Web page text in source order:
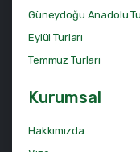
Güneydoğu Anadolu
Eylül Turları
Temmuz Turları
Kurumsal
Hakkımızda